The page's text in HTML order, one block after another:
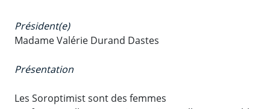
Président(e)
Madame Valérie Durand Dastes
Présentation
Les Soroptimist sont des femmes